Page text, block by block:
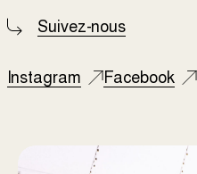
Suivez-nous
Instagram Facebook